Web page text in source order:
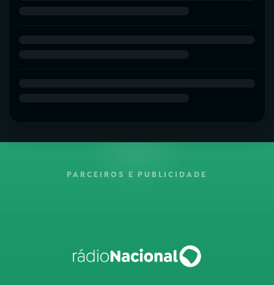
PARCEIROS E PUBLICIDADE